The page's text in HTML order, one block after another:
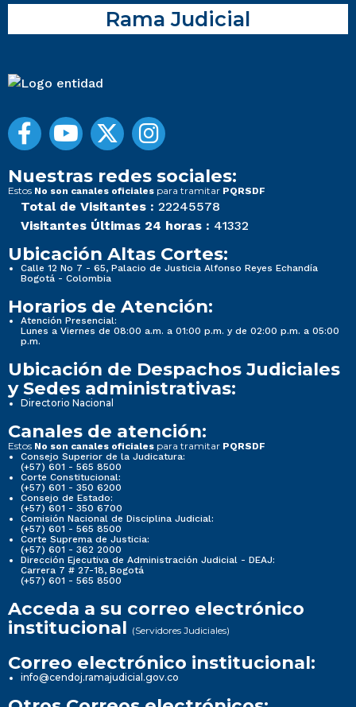
Rama Judicial
Nuestras redes sociales:
Estos No son canales oficiales para tramitar PQRSDF
Total de Visitantes : 22245578
Visitantes Últimas 24 horas : 41332
Ubicación Altas Cortes:
Calle 12 No 7 - 65, Palacio de Justicia Alfonso Reyes Echandía
Bogotá - Colombia
Horarios de Atención:
Atención Presencial:
Lunes a Viernes de 08:00 a.m. a 01:00 p.m. y de 02:00 p.m. a 05:00
p.m.
Ubicación de Despachos Judiciales
y Sedes administrativas:
Directorio Nacional
Canales de atención:
Estos No son canales oficiales para tramitar PQRSDF
Consejo Superior de la Judicatura:
(+57) 601 - 565 8500
Corte Constitucional:
(+57) 601 - 350 6200
Consejo de Estado:
(+57) 601 - 350 6700
Comisión Nacional de Disciplina Judicial:
(+57) 601 - 565 8500
Corte Suprema de Justicia:
(+57) 601 - 362 2000
Dirección Ejecutiva de Administración Judicial - DEAJ:
Carrera 7 # 27-18, Bogotá
(+57) 601 - 565 8500
Acceda a su correo electrónico
institucional (Servidores Judiciales)
Correo electrónico institucional:
info@cendoj.ramajudicial.gov.co